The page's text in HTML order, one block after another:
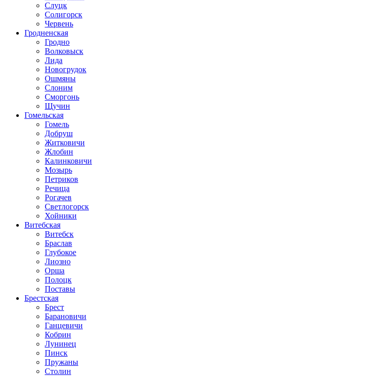
Слуцк
Солигорск
Червень
Гродненская
Гродно
Волковыск
Лида
Новогрудок
Ошмяны
Слоним
Сморгонь
Щучин
Гомельская
Гомель
Добруш
Житковичи
Жлобин
Калинковичи
Мозырь
Петриков
Речица
Рогачев
Светлогорск
Хойники
Витебская
Витебск
Браслав
Глубокое
Лиозно
Орша
Полоцк
Поставы
Брестская
Брест
Барановичи
Ганцевичи
Кобрин
Лунинец
Пинск
Пружаны
Столин